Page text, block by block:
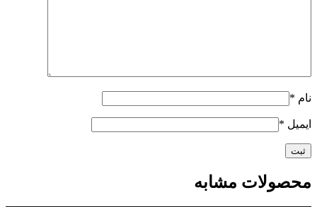
نام *
ایمیل *
محصولات مشابه